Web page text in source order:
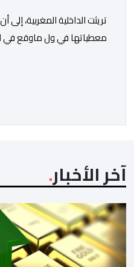
تريثت الداخلية المغربية،
معطياتها في ول ماوقع في
الحقائق، […]
آخر الأخبار